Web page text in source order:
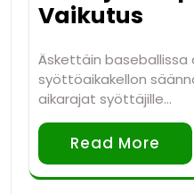
Vaikutus
Äskettäin
syöttöaikakellon
aikarajat syöttäjille…
Read More